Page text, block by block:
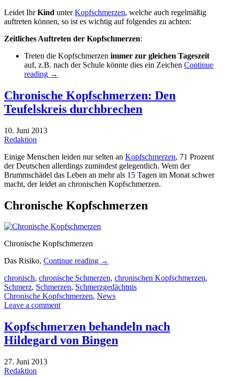
Leidet IhrKind unterKopfschmerzen, welche auch regelmäßig
auftreten können, so ist es wichtig auf folgendes zu achten:
Zeitliches Auftreten der Kopfschmerzen:
Treten die Kopfschmerzen immer zur gleichen Tageszeit
auf, z.B. nach der Schule könnte dies ein Zeichen Continue
reading →
Chronische Kopfschmerzen: Den
Teufelskreis durchbrechen
10. Juni 2013
Redaktion
Einige Menschen leiden nur selten an Kopfschmerzen, 71 Prozent
der Deutschen allerdings zumindest gelegentlich. Wem der
Brummschädel das Leben an mehr als 15 Tagen im Monat schwer
macht, der leidet an chronischen Kopfschmerzen.
Chronische Kopfschmerzen
Chronische Kopfschmerzen
Das Risiko, Continue reading →
chronisch, chronische Schmerzen, chronischen Kopfschmerzen,
Schmerz, Schmerzen, Schmerzgedächtnis
Chronische Kopfschmerzen, News
Leave a comment
Kopfschmerzen behandeln nach
Hildegard von Bingen
27. Juni 2013
Redaktion